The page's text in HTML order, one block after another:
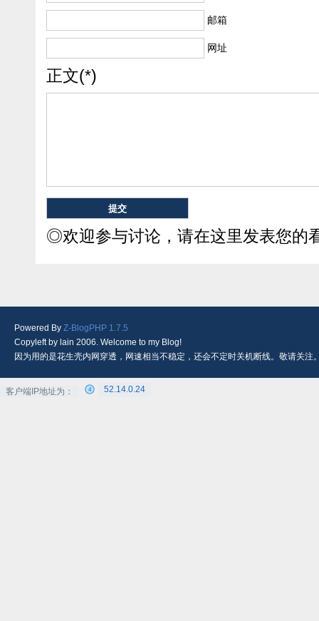
邮箱
网址
正文(*)
◎欢迎参与讨论，请在这里发表您的
Powered By Z-BlogPHP 1.7.5
Copyleft by lain 2006. Welcome to my Blog!
因为用的是花生壳内网穿透，网速相当不稳定，还会不定时关机断线。敬请关注
客户端IP地址为： 4 52.14.0.24